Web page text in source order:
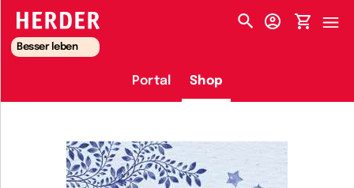
HERDER-MENÜ
Besser leben
Portal Shop